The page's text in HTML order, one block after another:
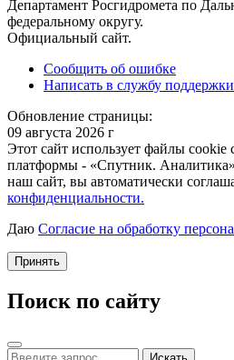
Департамент Росгидромета по
федеральному округу.
Официальный сайт.
Сообщить об ошибке
Написать в службу поддержки
Обновление страницы:
09 августа 2026 г
Этот сайт использует файлы
платформы - «Спутник.
наш сайт, вы автоматически
конфиденциальности.
Даю Согласие на обработку
Принять
Поиск по сайту